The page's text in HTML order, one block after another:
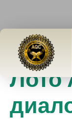
Лото